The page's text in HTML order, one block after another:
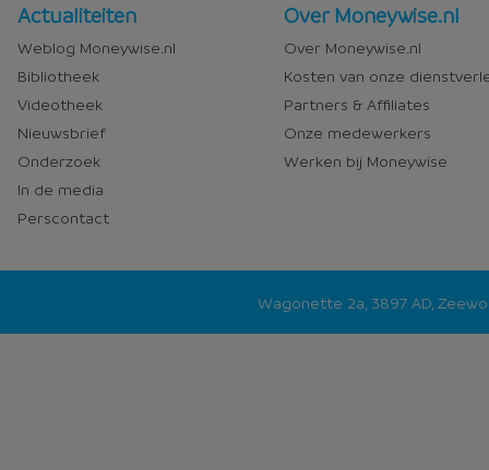
Nieuws
en
media
Actualiteiten
Weblog Moneywise.nl
Bibliotheek
Videotheek
Nieuwsbrief
Onderzoek
In de media
Perscontact
Over
Moneywise
Over Moneywise.nl
Over Moneywise.nl
Kosten van onze
Partners & Affiliates
Onze medewerkers
Werken bij Moneywise
Wagonette 2a, 3897 AD,